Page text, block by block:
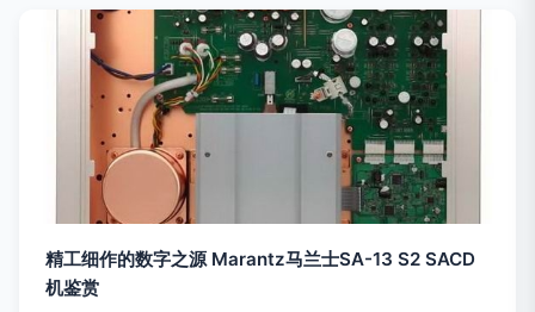
精工细作的数字之源 Marantz马兰士SA-13 S2 SACD
机鉴赏